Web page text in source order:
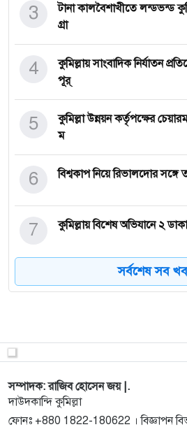
টানা কালবৈশাখীতে লন্ডভন্ড
গ্রা
3
কুমিল্লায় সাংবাদিক নির্যাতন
পূর্
4
কুমিল্লা উন্নয়ন কর্তৃপক্ষের
ম
5
বিশ্বকাপ নিয়ে রিভালদোর
6
কুমিল্লায় বিশেষ অভিযানে ২
7
দাউদকান্দি উপজেলা পরিষদের
মুখে ইউ
8
প্রতি
কুমিল্লা শহরের প্রবেশপথে সড়কে
নির্মাণসামগ্রী
10
সর্বশেষ সব
সম্পাদক: রাজিব হোসেন জয় |.
দাউদকান্দি কুমিল্লা
ফোনঃ +880 1822-180622 । বিজ্ঞাপন